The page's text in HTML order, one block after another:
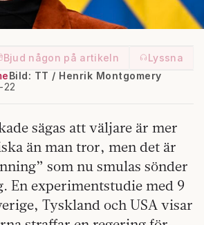
Bjud någon på artikeln
Lyssna
22
Bild: TT / Henrik Montgomery
sägas att väljare är mer
än man tror, men det är
som nu smulas sönder
En experimentstudie med 9
Tyskland och USA visar